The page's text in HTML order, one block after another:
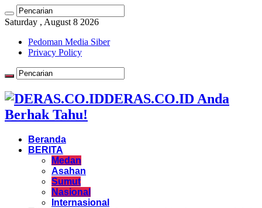
Saturday , August 8 2026
Pedoman Media Siber
Privacy Policy
DERAS.CO.ID Anda
Berhak Tahu!
Beranda
BERITA
Medan
Asahan
Sumut
Nasional
Internasional